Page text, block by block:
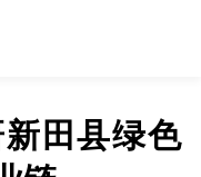
田县绿色